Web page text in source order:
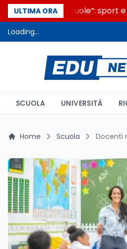
ULTIMA ORA
“Noi siamo le Scuole”: sport
Loading...
SCUOLA UNIVERSITÀ
Home Scuola